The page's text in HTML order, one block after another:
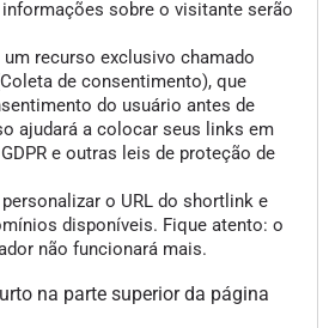
sobre o visitante serão
recurso exclusivo chamado
de consentimento), que
do usuário antes de
ajudará a colocar seus links em
e outras leis de proteção de
o URL do shortlink e
disponíveis. Fique atento: o
não funcionará mais.
na parte superior da página